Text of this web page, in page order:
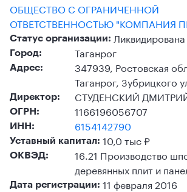
ОБЩЕСТВО С ОГРАНИЧЕННОЙ
ОТВЕТСТВЕННОСТЬЮ "КОМПАНИЯ
Статус организации: Ликвидирована
Город: Таганрог
Адрес:
347939, Ростовская
Таганрог, Зубрицкого
Директор: СТУДЕНСКИЙ
ОГРН: 1166196056707
ИНН: 6154142790
Уставный капитал: 10,0 тыс ₽
ОКВЭД:
16.21 Производство
деревянных плит и
Дата регистрации: 11 февраля 2016